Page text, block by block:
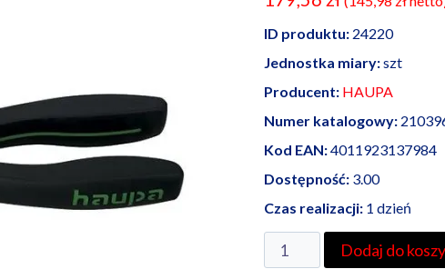
ID produktu:24220
Jednostka miary:szt
Producent: HAUPA
Numer katalogowy:
Kod EAN:4011923137984
Dostępność:3.00
Czas realizacji:1 dzień
ilość
Haupa
Dodaj do